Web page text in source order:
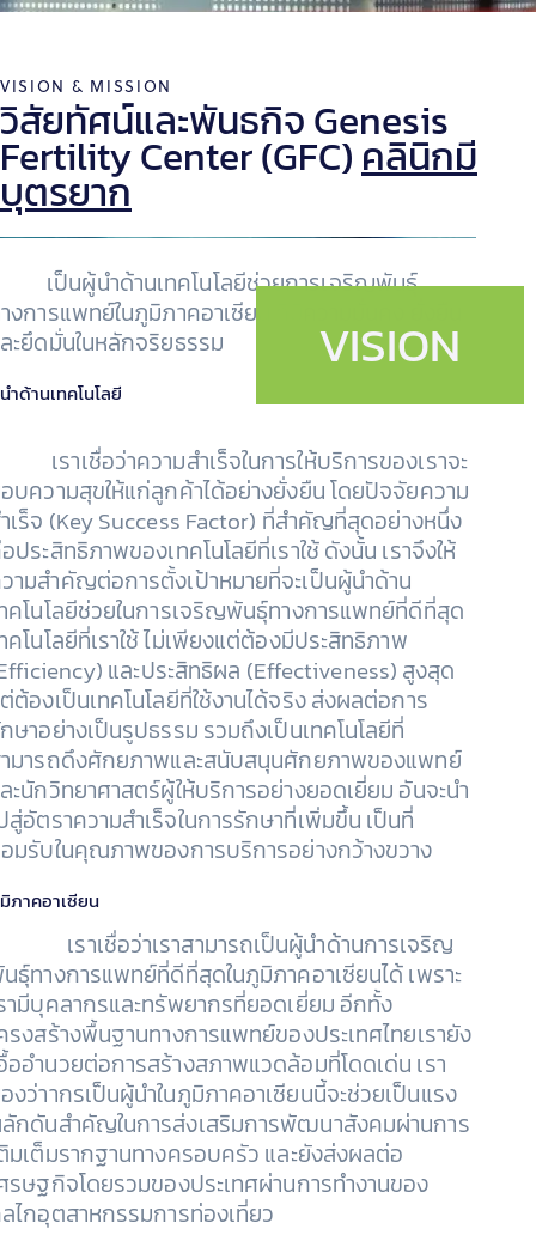
VISION & MISSION
วิสัยทัศน์และพันธกิจ Genesis
Fertility Center (GFC)คลินิกมี
บุตรยาก
VISION
นผู้นำด้านเทคโนโลยีช่วยการเจริญพันธุ์
งการแพทย์ในภูมิภาคอาเซียน ที่มีความมั่นคง ยั่งยืน
ะยึดมั่นในหลักจริยธรรม
ำด้านเทคโนโลยี
าเชื่อว่าความสำเร็จในการให้บริการของเราจะ
บความสุขให้แก่ลูกค้าได้อย่างยั่งยืน โดยปัจจัยความ
เร็จ (Key Success Factor) ที่สำคัญที่สุดอย่างหนึ่ง
ประสิทธิภาพของเทคโนโลยีที่เราใช้ ดังนั้น เราจึงให้
ามสำคัญต่อการตั้งเป้าหมายที่จะเป็นผู้นำด้าน
คโนโลยีช่วยในการเจริญพันธุ์ทางการแพทย์ที่ดีที่สุด
คโนโลยีที่เราใช้ ไม่เพียงแต่ต้องมีประสิทธิภาพ
และประสิทธิผล (Effectiveness) สูงสุด
ต้องเป็นเทคโนโลยีที่ใช้งานได้จริง ส่งผลต่อการ
ษาอย่างเป็นรูปธรรม รวมถึงเป็นเทคโนโลยีที่
มารถดึงศักยภาพและสนับสนุนศักยภาพของแพทย์
ะนักวิทยาศาสตร์ผู้ให้บริการอย่างยอดเยี่ยม อันจะนำ
สู่อัตราความสำเร็จในการรักษาที่เพิ่มขึ้น เป็นที่
มรับในคุณภาพของการบริการอย่างกว้างขวาง
ภาคอาเซียน
เราเชื่อว่าเราสามารถเป็นผู้นำด้านการเจริญ
ธุ์ทางการแพทย์ที่ดีที่สุดในภูมิภาคอาเซียนได้ เพราะ
ามีบุคลากรและทรัพยากรที่ยอดเยี่ยม อีกทั้ง
รงสร้างพื้นฐานทางการแพทย์ของประเทศไทยเรายัง
ออำนวยต่อการสร้างสภาพแวดล้อมที่โดดเด่น เรา
งว่าากรเป็นผู้นำในภูมิภาคอาเซียนนี้จะช่วยเป็นแรง
กดันสำคัญในการส่งเสริมการพัฒนาสังคมผ่านการ
มเต็มรากฐานทางครอบครัว และยังส่งผลต่อ
รษฐกิจโดยรวมของประเทศผ่านการทำงานของ
ไกอุตสาหกรรมการท่องเที่ยว